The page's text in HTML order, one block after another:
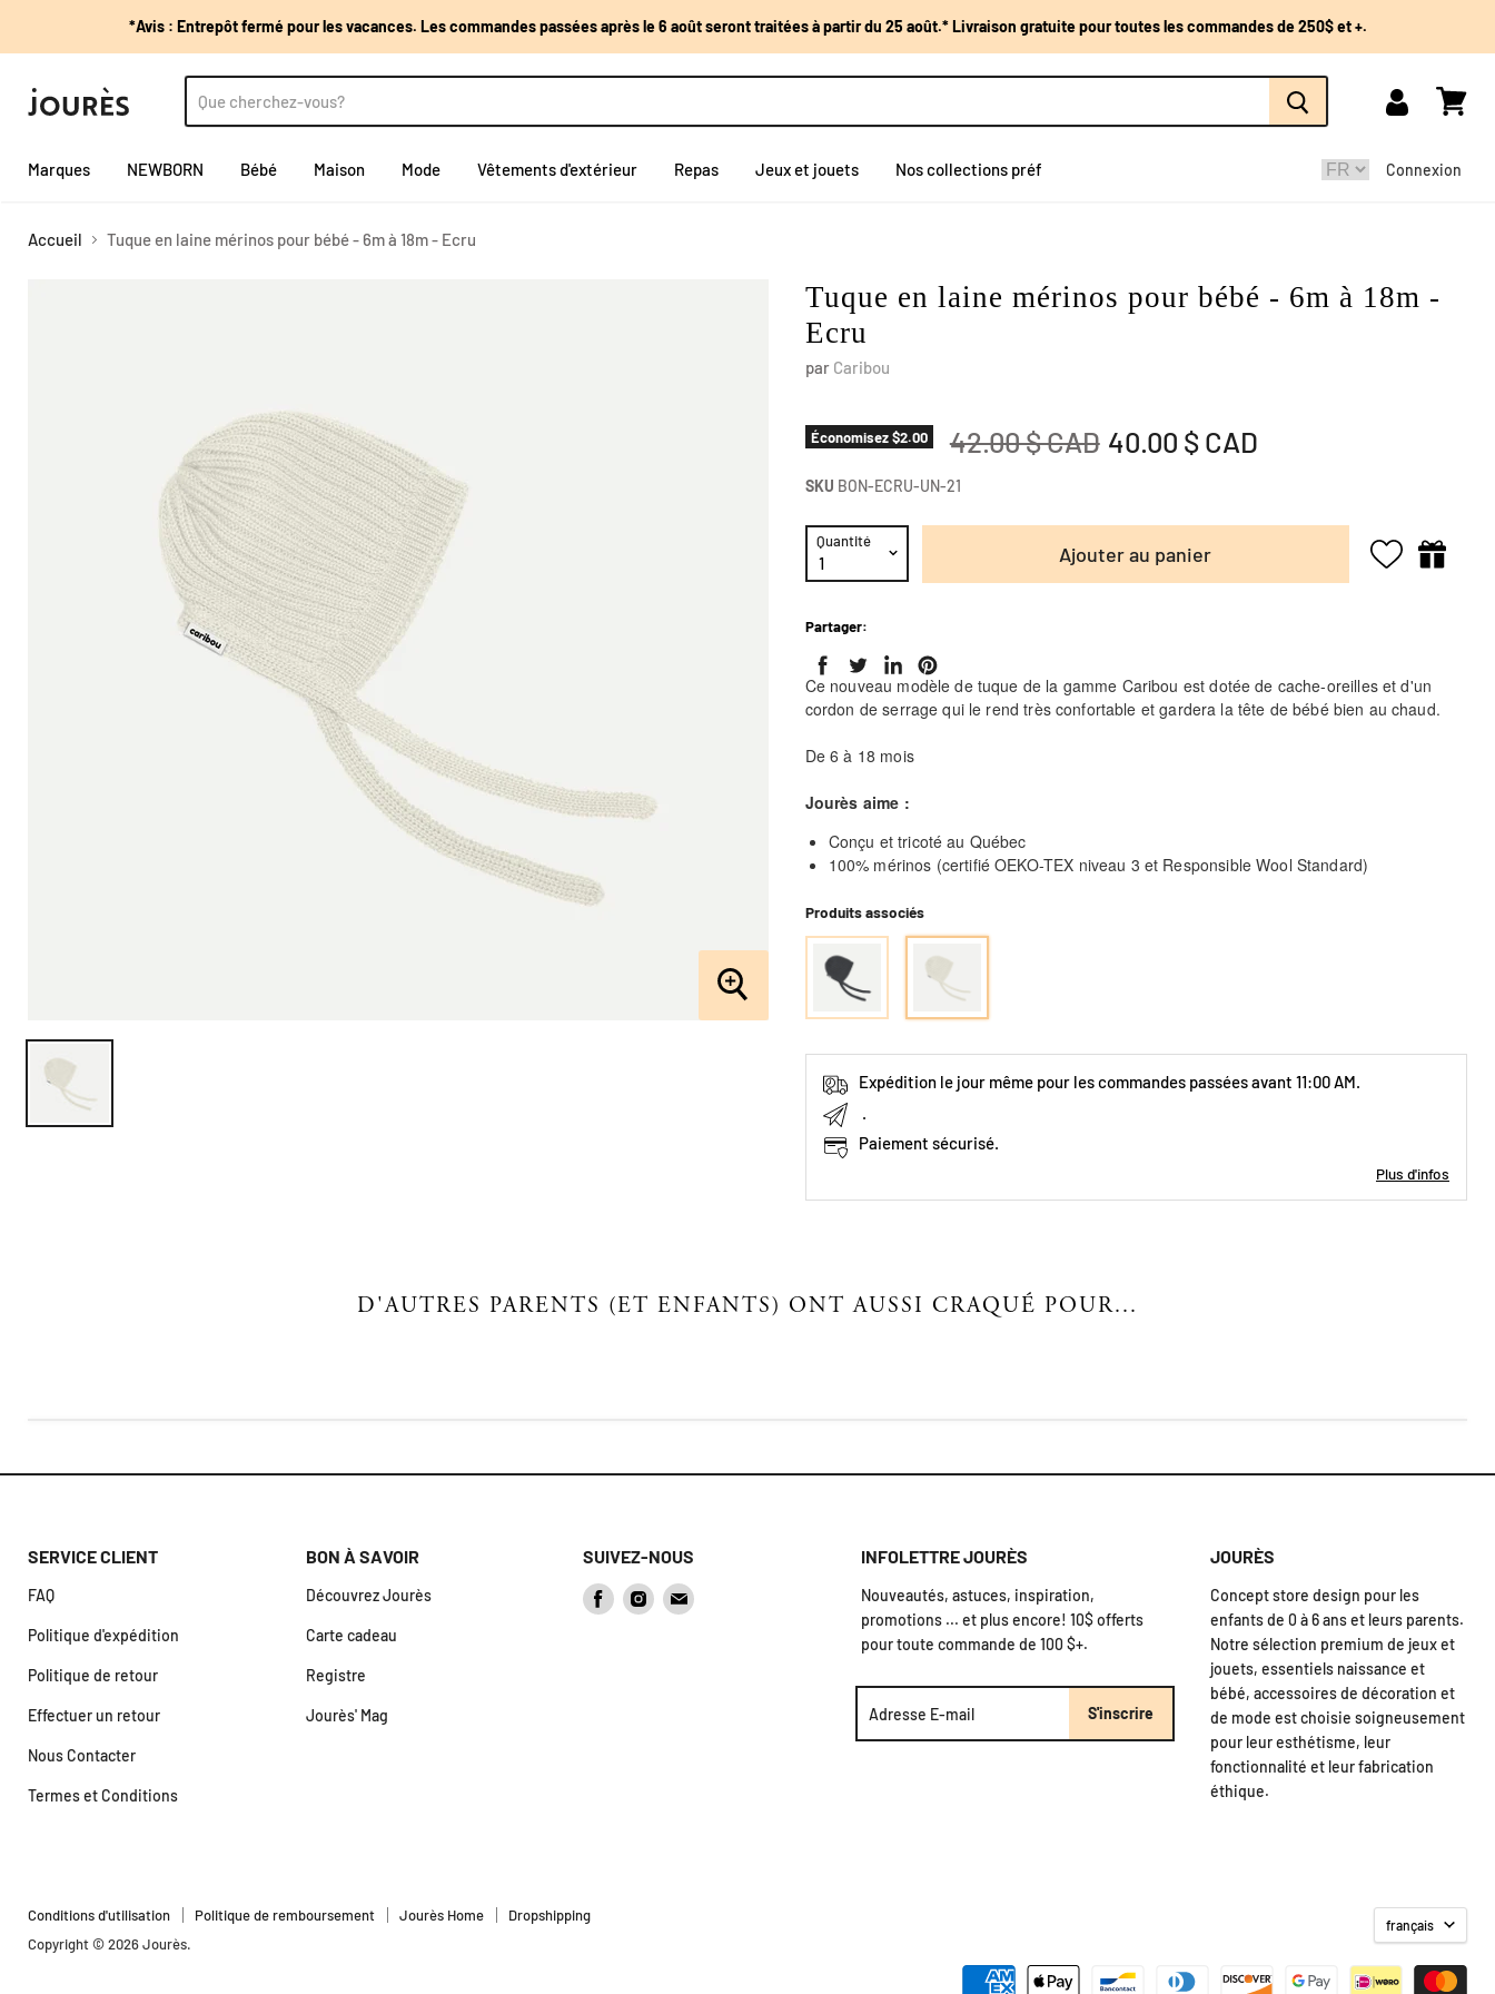
*Avis : Entrepôt fermé pour les vacances. Les commandes passées après le 6 août seront traitées à partir du 25 août.* Livraison gratuite pour toutes les commandes de 250$ et +.
Marques
NEWBORN Bébé Maison Mode Vêtements d'extérieur Repas Jeux et jouets Nos collections préf Connexion
Accueil Tuque en laine mérinos pour bébé - 6m à 18m - Ecru
Tuque en laine mérinos pour bébé - 6m à 18m -
Ecru
par Caribou
Économisez$2.00 Prix original
42.00 $ CAD Prix actuel
40.00 $ CAD
SKU BON-ECRU-UN-21
Quantité
Ajouter au panier
Partager:
Ce nouveau modèle de tuque de la gamme Caribou est dotée de cache-oreilles et d'un
cordon de serrage qui le rend très confortable et gardera la tête de bébé bien au chaud.
De 6 à 18 mois
Jourès aime :
Conçu et tricoté au Québec
100% mérinos (certifié OEKO-TEX niveau 3 et Responsible Wool Standard)
Produits associés
Expédition le jour même pour les commandes passées avant 11:00 AM.
Paiement sécurisé.
Plus d'infos
D'AUTRES PARENTS (ET ENFANTS) ONT AUSSI CRAQUÉ POUR...
SERVICE CLIENT
FAQ
Politique d'expédition
Politique de retour
Effectuer un retour
Nous Contacter
Termes et Conditions
BON À SAVOIR
Découvrez Jourès
Carte cadeau
Registre
Jourès' Mag
SUIVEZ-NOUS
Trouvez-Trouvez-Trouvez-
INFOLETTRE JOURÈS
Nouveautés, astuces, inspiration,
promotions ... et plus encore! 10$ offerts
pour toute commande de 100 $+.
Adresse E-mail S'inscrire
JOURÈS
Concept store design pour les
enfants de 0 à 6 ans et leurs parents.
Notre sélection premium de jeux et
jouets, essentiels naissance et
bébé, accessoires de décoration et
de mode est choisie soigneusement
pour leur esthétisme, leur
fonctionnalité et leur fabrication
éthique.
Conditions d'utilisation Politique de remboursement Jourès Home
Dropshipping
Copyright © 2026 Jourès.
français